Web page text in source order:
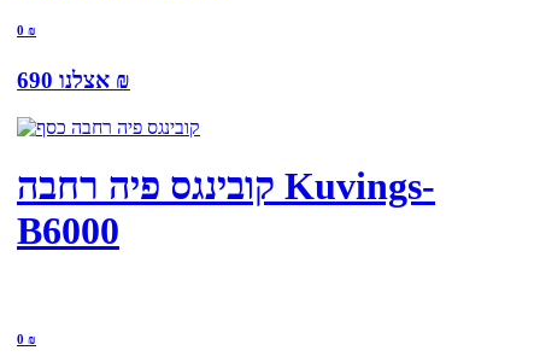
0 ₪
אצלנו 690 ₪
קובינגס פיה רחבה Kuvings-
B6000
0 ₪